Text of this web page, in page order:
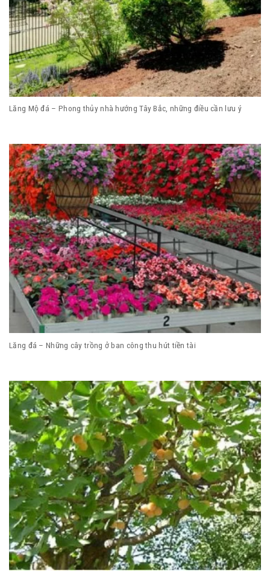
Lăng Mộ đá – Phong thủy nhà hướng Tây Bắc, những điều cần lưu ý
Lăng đá – Những cây trồng ở ban công thu hút tiền tài